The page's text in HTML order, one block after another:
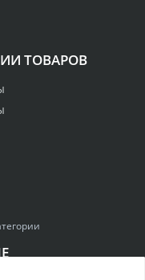
ТОВАРОВ